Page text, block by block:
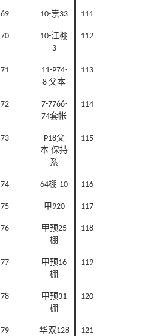
69 10-崇33 111
70
10-江棚
3
112
71
11-P74-
8 父本
113
72
7-7766-
74套帐
114
73
P18父
本-保持
系
115
74 64棚-10 116
75 甲920 117
76
甲预25
棚
118
77
甲预16
棚
119
78
甲预31
棚
120
79 华双128 121